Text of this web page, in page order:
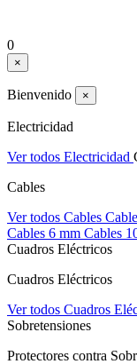
0
×
Bienvenido ×
Electricidad
Ver todos Electricidad
Cables
Ver todos Cables
Cables 6 mm Cables
Cuadros Eléctricos
Cuadros Eléctricos
Ver todos Cuadros
Sobretensiones
Protectores contra